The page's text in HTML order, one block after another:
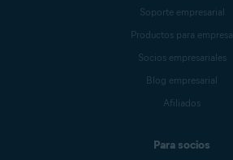
Soporte empresarial
Productos para empresa
Socios empresariales
Blog empresarial
Afiliados
Para socios